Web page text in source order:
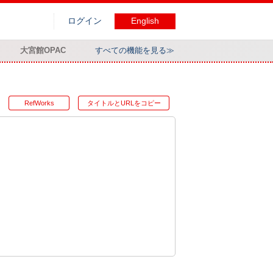
ログイン English
大宮館OPAC すべての機能を見る≫
RefWorks タイトルとURLをコピー